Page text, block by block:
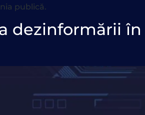
publică.
dezinformării